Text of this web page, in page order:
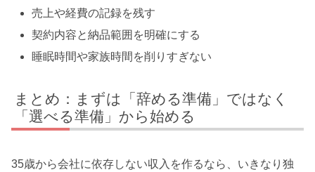
売上や経費の記録を残す
契約内容と納品範囲を明確にする
睡眠時間や家族時間を削りすぎない
まとめ：まずは「辞める準備」ではなく
「選べる準備」から始める
35歳から会社に依存しない収入を作るなら、いきなり独